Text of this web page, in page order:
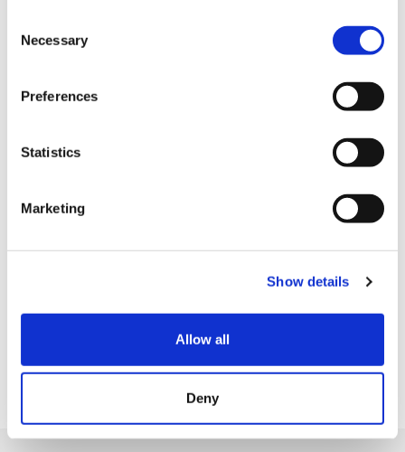
Necessary
Preferences
Statistics
Marketing
Show details
Allow all
Deny
Master (마스터)
유니온페이카드・은련카드